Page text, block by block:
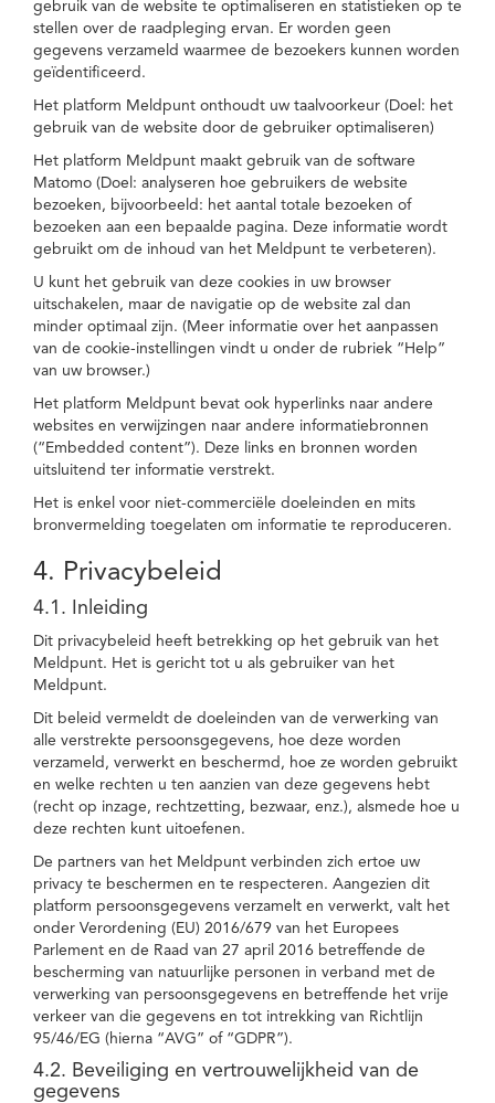
gebruik van de website te optimaliseren en statistieken op te
stellen over de raadpleging ervan. Er worden geen
gegevens verzameld waarmee de bezoekers kunnen worden
geïdentificeerd.
Het platform Meldpunt onthoudt uw taalvoorkeur (Doel: het
gebruik van de website door de gebruiker optimaliseren)
Het platform Meldpunt maakt gebruik van de software
Matomo (Doel: analyseren hoe gebruikers de website
bezoeken, bijvoorbeeld: het aantal totale bezoeken of
bezoeken aan een bepaalde pagina. Deze informatie wordt
gebruikt om de inhoud van het Meldpunt te verbeteren).
U kunt het gebruik van deze cookies in uw browser
uitschakelen, maar de navigatie op de website zal dan
minder optimaal zijn. (Meer informatie over het aanpassen
van de cookie-instellingen vindt u onder de rubriek “Help”
van uw browser.)
Het platform Meldpunt bevat ook hyperlinks naar andere
websites en verwijzingen naar andere informatiebronnen
(“Embedded content”). Deze links en bronnen worden
uitsluitend ter informatie verstrekt.
Het is enkel voor niet-commerciële doeleinden en mits
bronvermelding toegelaten om informatie te reproduceren.
4. Privacybeleid
4.1. Inleiding
Dit privacybeleid heeft betrekking op het gebruik van het
Meldpunt. Het is gericht tot u als gebruiker van het
Meldpunt.
Dit beleid vermeldt de doeleinden van de verwerking van
alle verstrekte persoonsgegevens, hoe deze worden
verzameld, verwerkt en beschermd, hoe ze worden gebruikt
en welke rechten u ten aanzien van deze gegevens hebt
(recht op inzage, rechtzetting, bezwaar, enz.), alsmede hoe u
deze rechten kunt uitoefenen.
De partners van het Meldpunt verbinden zich ertoe uw
privacy te beschermen en te respecteren. Aangezien dit
platform persoonsgegevens verzamelt en verwerkt, valt het
onder Verordening (EU) 2016/679 van het Europees
Parlement en de Raad van 27 april 2016 betreffende de
bescherming van natuurlijke personen in verband met de
verwerking van persoonsgegevens en betreffende het vrije
verkeer van die gegevens en tot intrekking van Richtlijn
95/46/EG (hierna “AVG” of “GDPR”).
4.2. Beveiliging en vertrouwelijkheid van de
gegevens